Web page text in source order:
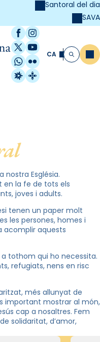
Santoral del dia
SAVA
Facebook
Instagram
X / Twitter
YouTube
WhatsApp
Flickr
Radio Estel
Catalunya
CA Cerca
nostra Església.
en la fe de tots els
joves i adults.
tenen un paper molt
les persones, homes i
acomplir aquests
tothom qui ho necessita.
refugiats, nens en risc
més allunyat de
important mostrar al món,
cap a nosaltres. Fem
solidaritat, d’amor,